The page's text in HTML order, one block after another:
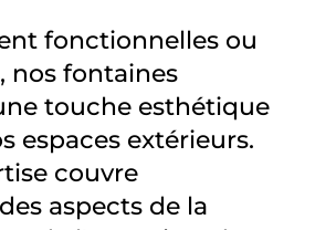
fonctionnelles ou
nos fontaines
touche esthétique
espaces extérieurs.
couvre
aspects de la